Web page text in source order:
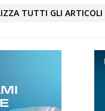
TUTTI GLI ARTICOLI